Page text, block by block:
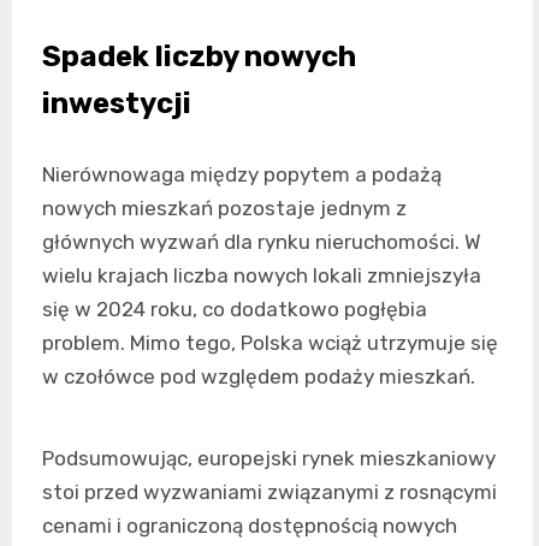
Spadek liczby nowych
inwestycji
Nierównowaga między popytem a podażą
nowych mieszkań pozostaje jednym z
głównych wyzwań dla rynku nieruchomości. W
wielu krajach liczba nowych lokali zmniejszyła
się w 2024 roku, co dodatkowo pogłębia
problem. Mimo tego, Polska wciąż utrzymuje się
w czołówce pod względem podaży mieszkań.
Podsumowując, europejski rynek mieszkaniowy
stoi przed wyzwaniami związanymi z rosnącymi
cenami i ograniczoną dostępnością nowych